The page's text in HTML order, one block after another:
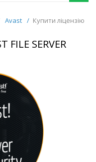
Avast / Купити ліцензію
SERVER